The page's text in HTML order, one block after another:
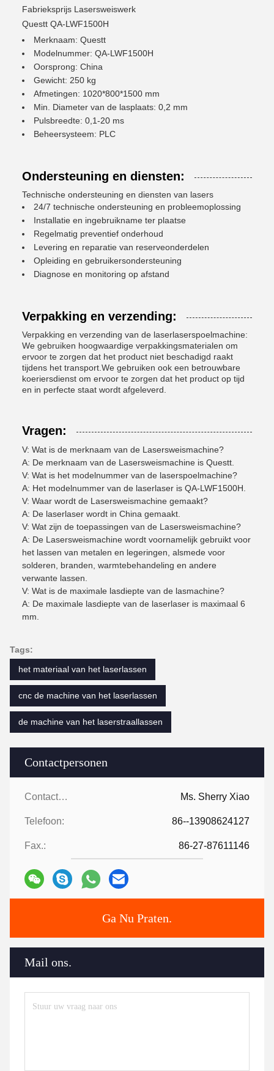
Contactpersonen
Contactpersonen: Ms. Sherry Xiao
Telefoon: 86--13908624127
Fax.: 86-27-87611146
Ga Nu Praten.
Mail ons.
Fabrieksprijs Lasersweiswerk
Questt QA-LWF1500H
Merknaam: Questt
Modelnummer: QA-LWF1500H
Oorsprong: China
Gewicht: 250 kg
Afmetingen: 1020*800*1500 mm
Min. Diameter van de lasplaats: 0,2 mm
Pulsbreedte: 0,1-20 ms
Beheersysteem: PLC
Ondersteuning en diensten:
Technische ondersteuning en diensten van lasers
24/7 technische ondersteuning en probleemoplossing
Installatie en ingebruikname ter plaatse
Regelmatig preventief onderhoud
Levering en reparatie van reserveonderdelen
Opleiding en gebruikersondersteuning
Diagnose en monitoring op afstand
Verpakking en verzending:
Verpakking en verzending van de laserlaserspoelmachine:
We gebruiken hoogwaardige verpakkingsmaterialen om
ervoor te zorgen dat het product niet beschadigd raakt
tijdens het transport.We gebruiken ook een betrouwbare
koeriersdienst om ervoor te zorgen dat het product op tijd
en in perfecte staat wordt afgeleverd.
Vragen:
V: Wat is de merknaam van de Lasersweismachine?
A: De merknaam van de Lasersweismachine is Questt.
V: Wat is het modelnummer van de laserspoelmachine?
A: Het modelnummer van de laserlaser is QA-LWF1500H.
V: Waar wordt de Lasersweismachine gemaakt?
A: De laserlaser wordt in China gemaakt.
V: Wat zijn de toepassingen van de Lasersweismachine?
A: De Lasersweismachine wordt voornamelijk gebruikt voor
het lassen van metalen en legeringen, alsmede voor
solderen, branden, warmtebehandeling en andere
verwante lassen.
V: Wat is de maximale lasdiepte van de lasmachine?
A: De maximale lasdiepte van de laserlaser is maximaal 6
mm.
Tags:
het materiaal van het laserlassen
cnc de machine van het laserlassen
de machine van het laserstraallassen